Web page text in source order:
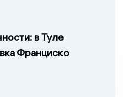
в Туле
Франциско